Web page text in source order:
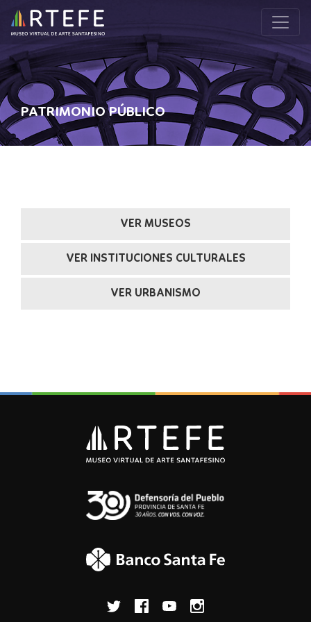
PATRIMONIO PÚBLICO
VER MUSEOS
VER INSTITUCIONES CULTURALES
VER URBANISMO